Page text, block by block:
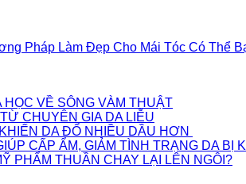
Pháp Làm Đẹp Cho Mái Tóc Có Thể
VỀ SÔNG VÀM THUẬT
CHUYÊN GIA DA LIỄU
DA ĐỔ NHIỀU DẦU HƠN
CẤP ẨM, GIẢM TÌNH TRẠNG DA BỊ
PHẨM THUẦN CHAY LẠI LÊN NGÔI?